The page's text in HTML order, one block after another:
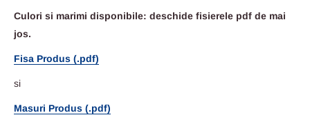
Culori si marimi disponibile: deschide fisierele pdf de mai
jos.
Fisa Produs (.pdf)
si
Masuri Produs (.pdf)